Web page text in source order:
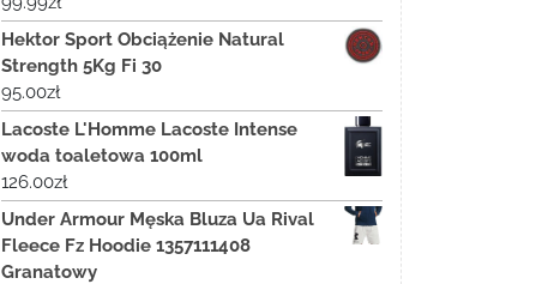
Hektor Sport Obciążenie Natural
Strength 5Kg Fi 30
95.00zł
Lacoste L'Homme Lacoste Intense
woda toaletowa 100ml
126.00zł
Under Armour Męska Bluza Ua Rival
Fleece Fz Hoodie 1357111408
Granatowy